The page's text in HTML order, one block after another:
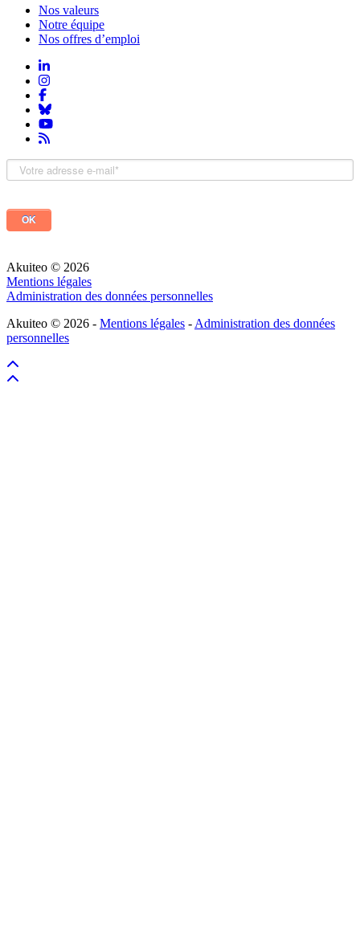
Nos valeurs
Notre équipe
Nos offres d’emploi
Akuiteo © 2026
Mentions légales
Administration des données personnelles
Akuiteo © 2026 - Mentions légales - Administration des données
personnelles